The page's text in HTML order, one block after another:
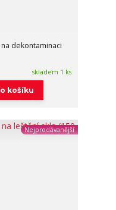
dekontaminaci
skladem 1 ks
košíku
Nejprodávanější